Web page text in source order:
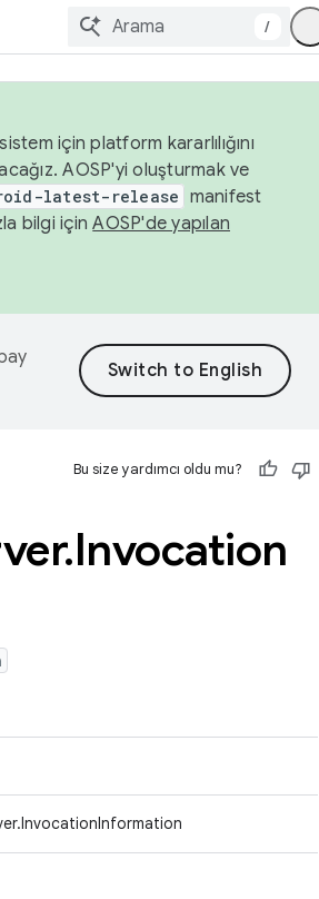
/
için platform kararlılığını
AOSP'yi oluşturmak ve
latest-release manifest
bilgi içinAOSP'de yapılan
Bu size yardımcı oldu mu?
.Invocation